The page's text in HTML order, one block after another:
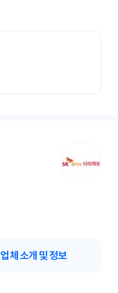
업체 소개 및 정보